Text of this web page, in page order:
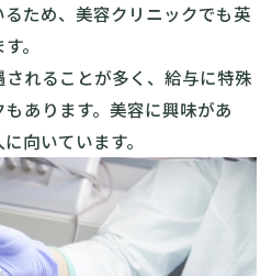
ため、美容クリニックでも英
。
れることが多く、給与に特殊
あります。美容に興味があ
向いています。